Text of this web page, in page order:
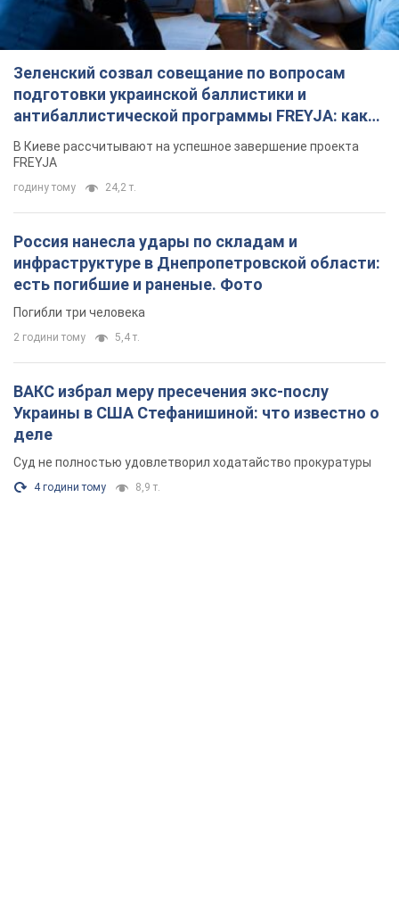
годину тому 24,2 т.
Россия нанесла удары по складам и
инфраструктуре в Днепропетровской области:
есть погибшие и раненые. Фото
2 години тому
ВАКС избрал меру пресечения экс-послу
Украины в США Стефанишиной: что известно о
деле
Суд не полностью удовлетворил ходатайство прокуратуры
4 години тому 8,9 т.